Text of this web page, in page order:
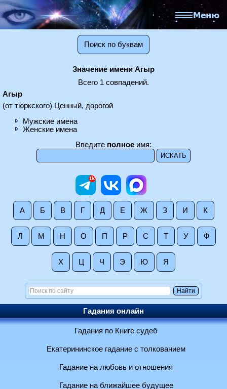
Поиск по буквам
Значение имени Агыр
Всего 1 совпадений.
Агыр
(от тюркского) Ценный, дорогой
Мужские имена
Женские имена
Введите полное имя:
А Б В Г Д Е Ж З И К
Л М Н О П Р С Т У Ф
Х Ц Ч Э Ю Я
Гадания онлайн
Гадания по Книге судеб
Екатерининское гадание с толкованием
Гадание на любовь и отношения
Гадание на ближайшее будущее